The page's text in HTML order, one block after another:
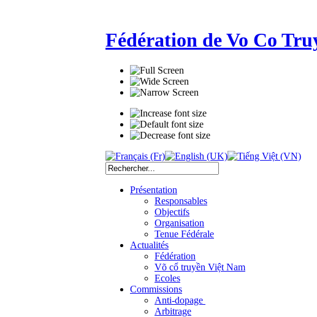
Fédération de Vo Co
Présentation
Responsables
Objectifs
Organisation
Tenue Fédérale
Actualités
Fédération
Võ cổ truyền Việt Nam
Ecoles
Commissions
Anti-dopage
Arbitrage